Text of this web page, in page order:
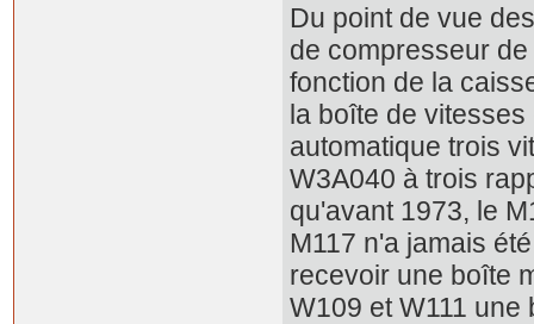
Du point de vue
de compresseur
fonction de la
la boîte de
automatique trois
W3A040 à trois
qu'avant 1973, le
M117 n'a jamais
recevoir une boîte
W109 et W111